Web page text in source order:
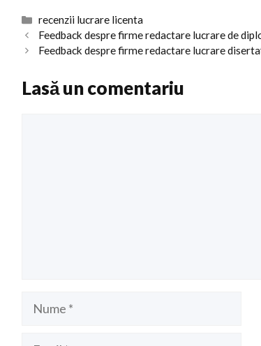
Categorii
recenzii lucrare licenta
Feedback despre firme redactare lucrare de
Feedback despre firme redactare lucrare
Lasă un comentariu